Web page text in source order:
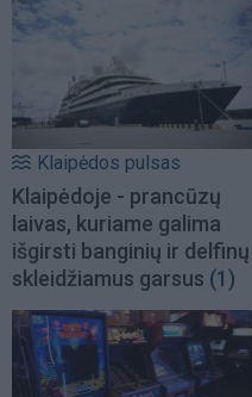
Klaipėdos pulsas
Klaipėdoje - prancūzų
laivas, kuriame galima
išgirsti banginių ir delfinų
skleidžiamus garsus (1)